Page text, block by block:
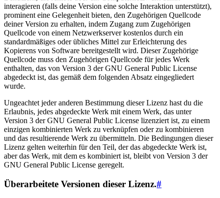
interagieren (falls deine Version eine solche Interaktion unterstützt),
prominent eine Gelegenheit bieten, den Zugehörigen Quellcode
deiner Version zu erhalten, indem Zugang zum Zugehörigen
Quellcode von einem Netzwerkserver kostenlos durch ein
standardmäßiges oder übliches Mittel zur Erleichterung des
Kopierens von Software bereitgestellt wird. Dieser Zugehörige
Quellcode muss den Zugehörigen Quellcode für jedes Werk
enthalten, das von Version 3 der GNU General Public License
abgedeckt ist, das gemäß dem folgenden Absatz eingegliedert
wurde.
Ungeachtet jeder anderen Bestimmung dieser Lizenz hast du die
Erlaubnis, jedes abgedeckte Werk mit einem Werk, das unter
Version 3 der GNU General Public License lizenziert ist, zu einem
einzigen kombinierten Werk zu verknüpfen oder zu kombinieren
und das resultierende Werk zu übermitteln. Die Bedingungen dieser
Lizenz gelten weiterhin für den Teil, der das abgedeckte Werk ist,
aber das Werk, mit dem es kombiniert ist, bleibt von Version 3 der
GNU General Public License geregelt.
Überarbeitete Versionen dieser Lizenz.#